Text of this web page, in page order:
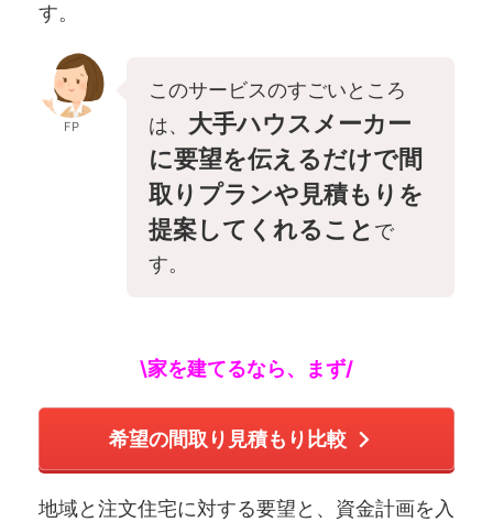
す。
FP
このサービスのすごいところ
は、 大手ハウスメーカー
に要望を伝えるだけで間
取りプランや見積もりを
提案してくれること で
す。
\家を建てるなら、まず/
希望の間取り見積もり比較
地域と注文住宅に対する要望と、資金計画を入